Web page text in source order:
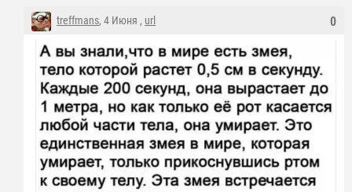
0
treffmans, 4 Июня , url